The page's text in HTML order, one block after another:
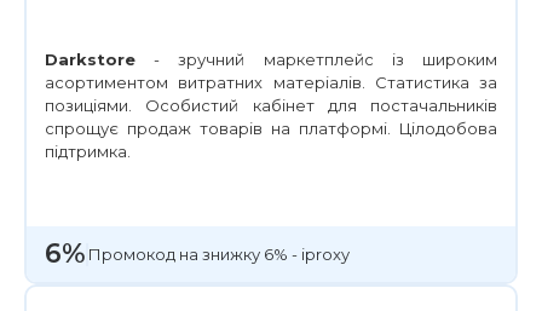
Darkstore - зручний маркетплейс із широким
асортиментом витратних матеріалів. Статистика за
позиціями. Особистий кабінет для постачальників
спрощує продаж товарів на платформі. Цілодобова
підтримка.
6% Промокод на знижку 6% - iproxy